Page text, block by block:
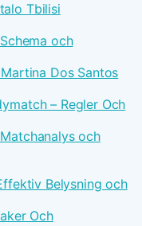
Tbilisi
och
Dos Santos
– Regler Och
och
Belysning och
Och